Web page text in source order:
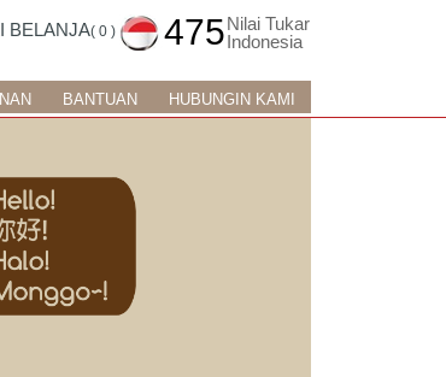
BELANJA( 0 ) 475Nilai Tukar
Indonesia
HUBUNGIN KAMI
BANTUAN